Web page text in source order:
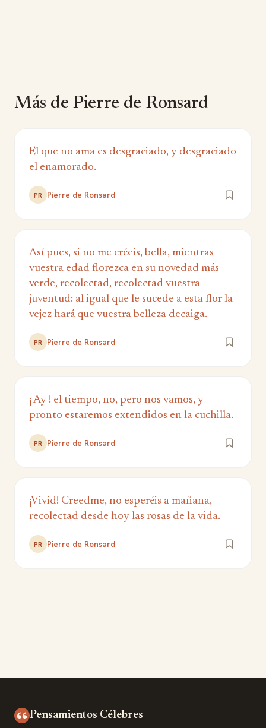
Más de Pierre de Ronsard
El que no ama es desgraciado, y desgraciado
el enamorado.
PR Pierre de Ronsard
Así pues, si no me créeis, bella, mientras
vuestra edad florezca en su novedad más
verde, recolectad, recolectad vuestra
juventud: al igual que le sucede a esta flor la
vejez hará que vuestra belleza decaiga.
PR Pierre de Ronsard
¡ Ay ! el tiempo, no, pero nos vamos, y
pronto estaremos extendidos en la cuchilla.
PR Pierre de Ronsard
¡Vivid! Creedme, no esperéis a mañana,
recolectad desde hoy las rosas de la vida.
PR Pierre de Ronsard
Pensamientos Célebres